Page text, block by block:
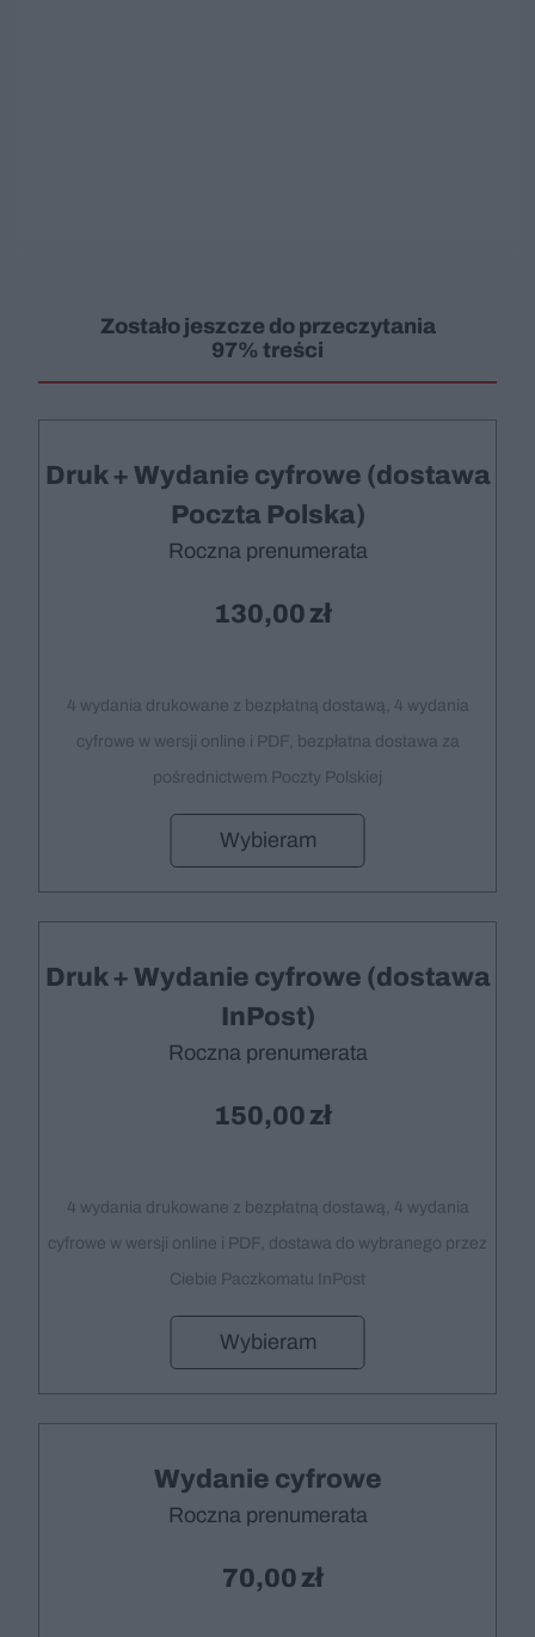
Zostało jeszcze do przeczytania
97% treści
Druk + Wydanie cyfrowe (dostawa
Poczta Polska)
Roczna prenumerata
130,00
4 wydania drukowane z bezpłatną dostawą, 4 wydania
cyfrowe w wersji online i PDF, bezpłatna dostawa za
pośrednictwem Poczty Polskiej
Wybieram
Druk + Wydanie cyfrowe (dostawa
InPost)
Roczna prenumerata
150,00
4 wydania drukowane z bezpłatną dostawą, 4 wydania
cyfrowe w wersji online i PDF, dostawa do wybranego przez
Ciebie Paczkomatu InPost
Wybieram
Wydanie cyfrowe
Roczna prenumerata
70,00